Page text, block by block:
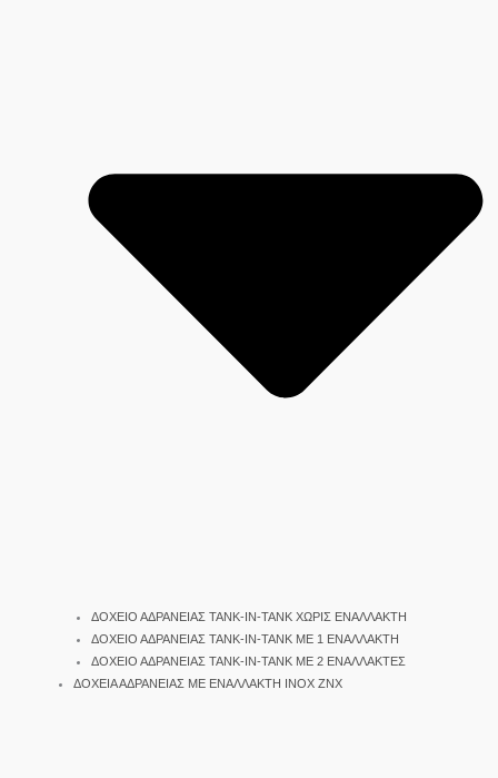
ΔΟΧΕΙΟ ΑΔΡΑΝΕΙΑΣ TANK-IN-TANK ΧΩΡΙΣ ΕΝΑΛΛΑΚΤΗ
ΔΟΧΕΙΟ ΑΔΡΑΝΕΙΑΣ TANK-IN-TANK ΜΕ 1 ΕΝΑΛΛΑΚΤΗ
ΔΟΧΕΙΟ ΑΔΡΑΝΕΙΑΣ TANK-IN-TANK ΜΕ 2 ΕΝΑΛΛΑΚΤΕΣ
ΔΟΧΕΙΑ ΑΔΡΑΝΕΙΑΣ ΜΕ ΕΝΑΛΛΑΚΤΗ INOX ΖΝΧ